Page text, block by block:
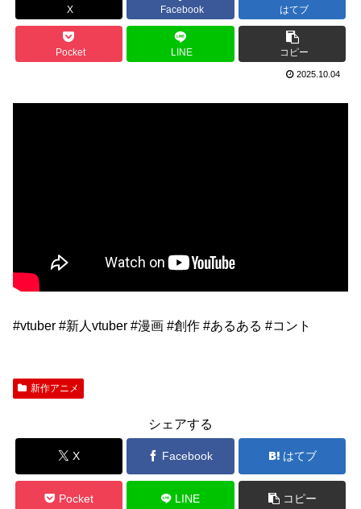
X Facebook はてブ
Pocket LINE コピー
2025.10.04
#vtuber #新人vtuber #漫画 #創作 #あるある #コント
新作アニメ
シェアする
X Facebook はてブ
Pocket LINE コピー